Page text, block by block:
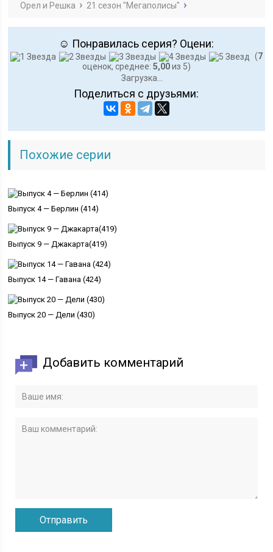
Орел и Решка 21 сезон "Мегаполисы"
☺ Понравилась серия? Оцени:
(7
оценок, среднее: 5,00из 5)
Загрузка...
Поделиться с друзьями:
Похожие серии
Выпуск 4 — Берлин (414)
Выпуск 9 — Джакарта(419)
Выпуск 14 — Гавана (424)
Выпуск 20 — Дели (430)
Добавить комментарий